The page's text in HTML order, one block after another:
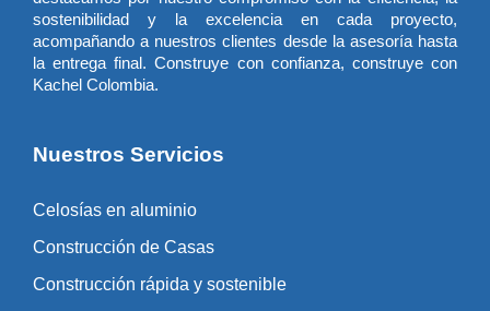
sostenibilidad y la excelencia en cada proyecto,
acompañando a nuestros clientes desde la asesoría hasta
la entrega final. Construye con confianza, construye con
Kachel Colombia.
Nuestros Servicios
Celosías en aluminio
Construcción de Casas
Construcción rápida y sostenible